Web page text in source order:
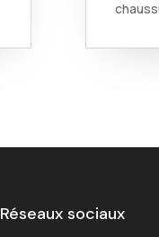
Réseaux sociaux